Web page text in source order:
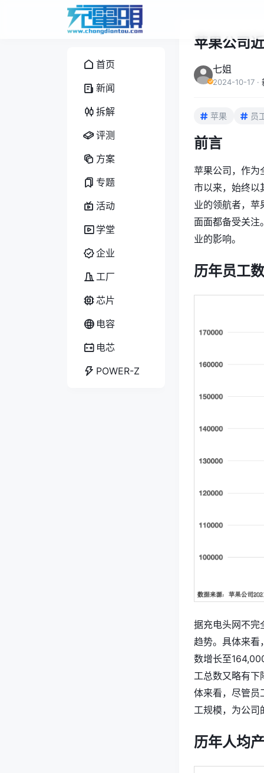
首页
新闻
拆解
评测
方案
专题
活动
学堂
企业
工厂
芯片
电容
电芯
POWER-Z
苹果公司
七姐
2024-10-17 ·
苹果 员
前言
苹果公司，作为
市以来，始终以
业的领航者，苹
面面都备受关
业的影响。
历年员工
据充电头网不完
趋势。具体来
数增长至
工总数又略有下
体来看，尽管员
工规模，为公司
历年人均